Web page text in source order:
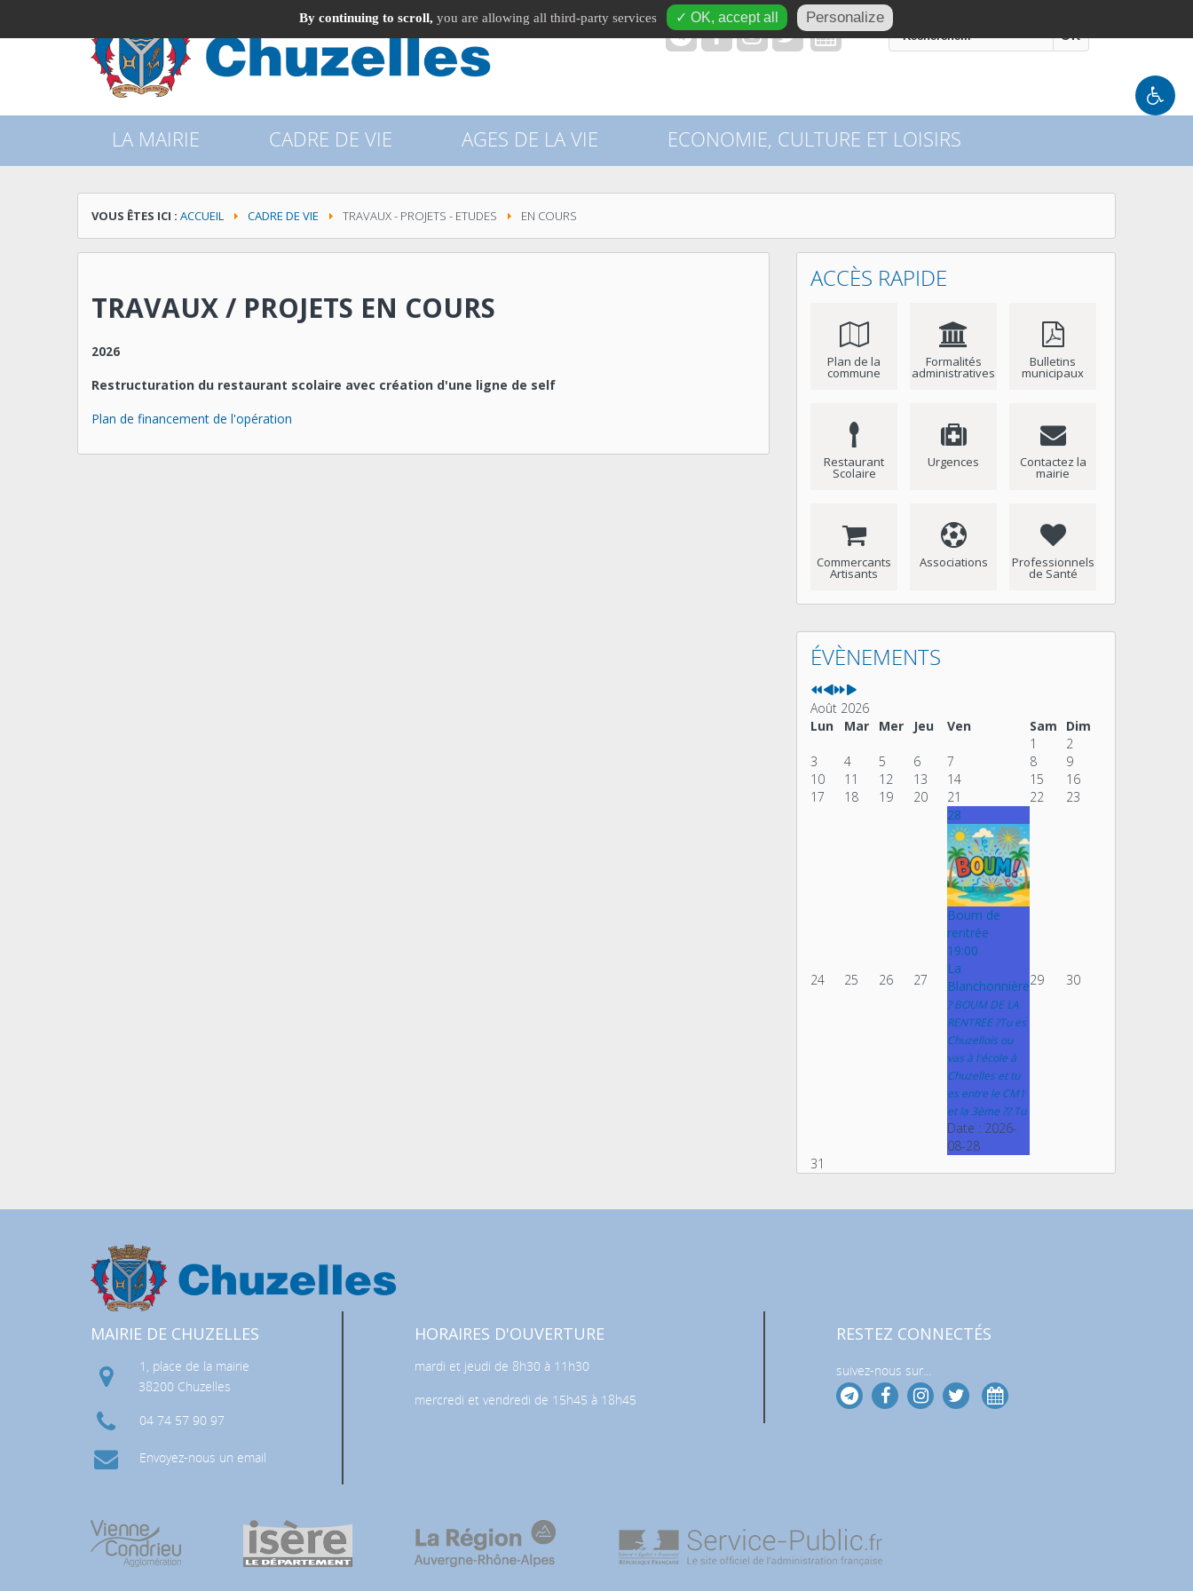
RISQUES MAJEURS (DICRIM)
recherche
OK
LA MAIRIE CADRE DE VIE AGES DE LA VIE ECONOMIE, CULTURE ET LOISIRS
VOUS ÊTES ICI : ACCUEIL CADRE DE VIE TRAVAUX - PROJETS - ETUDES EN COURS
TRAVAUX / PROJETS EN COURS
2026
Restructuration du restaurant scolaire avec création d'une ligne de self
Plan de financement de l'opération
ACCÈS RAPIDE
Plan de la
commune
Formalités
administratives
Bulletins
municipaux
Restaurant
Scolaire
Urgences Contactez la
mairie
Commercants
Artisants
Associations Professionnels
de Santé
ÉVÈNEMENTS
Année
précédente
Mois
précédent
Année
suivante
Mois
suivant
Août 2026
Lun
Mar Mer Jeu Ven Sam
Dim
1
2
3
4 5 6 7 8
9
10
11 12 13 14 15
16
17
18 19 20 21 22 23
24 25 26 27
28
Boum de
rentrée
19:00
La
Blanchonnière
? BOUM DE LA
RENTREE ?Tu es
Chuzellois ou
vas à l'école à
Chuzelles et tu
es entre le CM1
et la 3ème ?? Tu
Date : 2026-
08-28
29 30
31
MAIRIE DE CHUZELLES
1, place de la mairie
38200 Chuzelles
04 74 57 90 97
Envoyez-nous un email
HORAIRES D'OUVERTURE
mardi et jeudi de 8h30 à 11h30
mercredi et vendredi de 15h45 à 18h45
RESTEZ CONNECTÉS
suivez-nous sur...
By continuing to scroll, you are allowing all third-party services ✓ OK, accept all Personalize